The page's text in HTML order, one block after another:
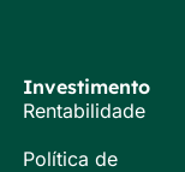
Investimento
Rentabilidade
Política de